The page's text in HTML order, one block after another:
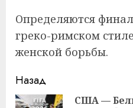
Определяются
греко-римском
женской борьбы.
Продолжить
чтение
Назад
США —